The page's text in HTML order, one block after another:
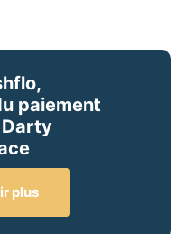
paiement
Darty
plus